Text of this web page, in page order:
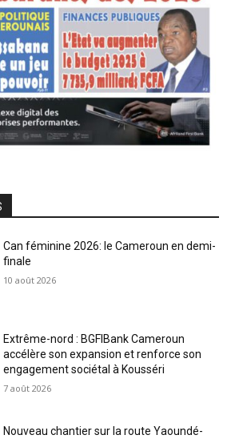
Can féminine 2026: le Cameroun en demi-
finale
10 août 2026
Extrême-nord : BGFIBank Cameroun
accélère son expansion et renforce son
engagement sociétal à Kousséri
7 août 2026
Nouveau chantier sur la route Yaoundé-